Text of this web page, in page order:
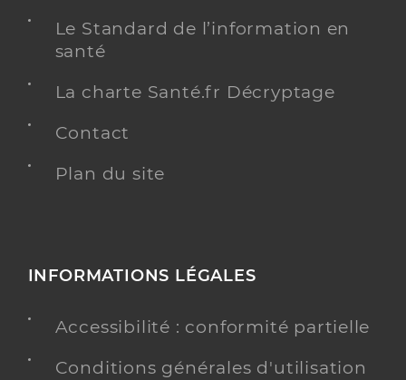
Le Standard de l’information en
santé
La charte Santé.fr Décryptage
Contact
Plan du site
INFORMATIONS LÉGALES
Accessibilité : conformité partielle
Conditions générales d'utilisation